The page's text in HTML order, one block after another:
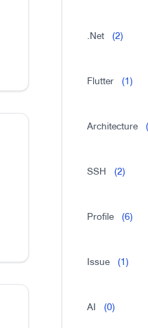
.Net (2)
Flutter (1)
Architecture
SSH (2)
Profile (6)
Issue (1)
AI (0)